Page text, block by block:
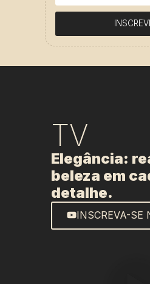
TV
Elegância:
beleza em
detalhe.
INSCREVA-SE